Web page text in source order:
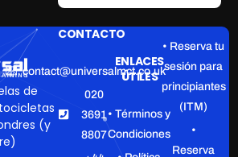
de
(y
CONTACTO
contact@universalmct.co.uk
020
3691
8807
ENLACES
ÚTILES
• Términos y
Condiciones
• Reserva tu
sesión para
principiantes
(ITM)
•
Reserva